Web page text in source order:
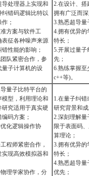
导处理器上实现和
纠错码逻辑比特以
；
方案与软件工
表征各种噪声来源
性能的影响；
队紧密合作，参
量子计算机的设
2.在设计、
拥有广泛而
3.熟悉超导
4.拥有优异
特长；
5.开展过量
先；
6.熟练掌握至
c++等)。
量子比特平台的
模型，利用理论和
研究适用于真实硬
码方案；
化逻辑操作协
程师紧密合作，
实现高效模拟器和
理学家协作，分
1.在量子纠
研究背景和
2.深刻理解
限于表面码
算理论；
3.拥有优异
特长；
4.熟悉超导
优先；